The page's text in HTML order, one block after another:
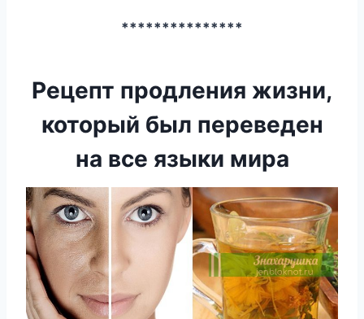
***************
Рецепт продления жизни,
который был переведен
на все языки мира